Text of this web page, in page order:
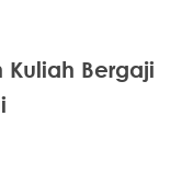
Kuliah Bergaji